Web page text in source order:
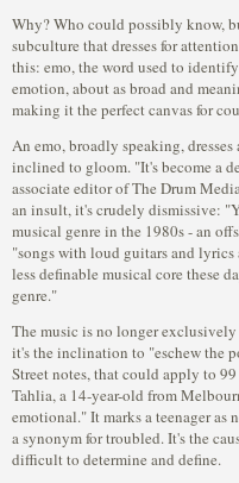
Why? Who could possibly know,
subculture that dresses for
this: emo, the word used to
emotion, about as broad and
making it the perfect canvas for
An emo, broadly speaking,
inclined to gloom. "It's become a
associate editor of The Drum
an insult, it's crudely dismissive:
musical genre in the 1980s - an
"songs with loud guitars and
less definable musical core these
genre."
The music is no longer
it's the inclination to "eschew the
Street notes, that could apply to
Tahlia, a 14-year-old from
emotional." It marks a teenager as
a synonym for troubled. It's the
difficult to determine and define.